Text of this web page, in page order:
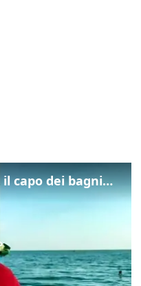
Tuffi dai pontili a Jesolo, il capo dei bagnini: "L'impegno di tutti per evitare altre tragedie"